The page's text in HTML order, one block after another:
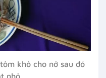
khô cho nở sau đó
nhỏ